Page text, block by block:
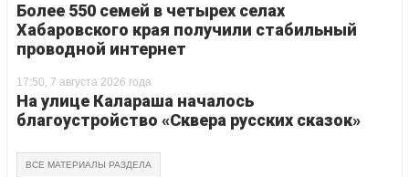
Более 550 семей в четырех селах
Хабаровского края получили стабильный
проводной интернет
17:50, 7 августа 2026 года
На улице Калараша началось
благоустройство «Сквера русских сказок»
ВСЕ МАТЕРИАЛЫ РАЗДЕЛА